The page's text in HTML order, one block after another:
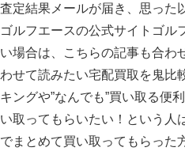
査定結果メールが届き、思った
ゴルフエースの公式サイトゴル
い場合は、こちらの記事も合わ
わせて読みたい宅配買取を鬼比
キングや”なんでも”買い取る便
い取ってもらいたい！という人
でまとめて買い取ってもらっ